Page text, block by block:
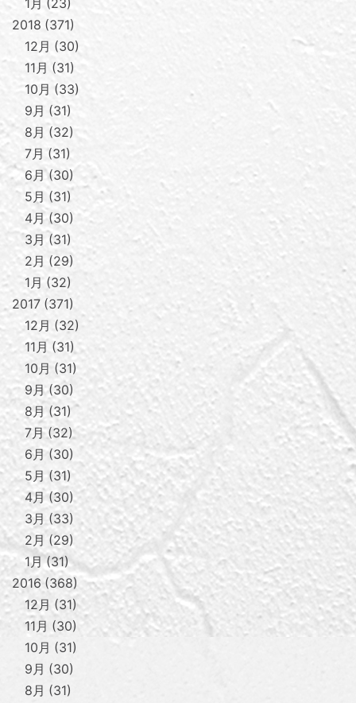
1月
23
2018 371
12月
30
11月
31
10月
33
9月
31
8月
32
7月
31
6月 30
5月
31
4月 30
3月
31
2月
29
1月 32
2017 371
12月
32
11月
31
10月
31
9月 30
8月
31
7月 32
6月
30
5月
31
4月
30
3月
33
2月
29
1月
31
2016 368
12月
31
11月
30
10月
31
9月
30
8月
31